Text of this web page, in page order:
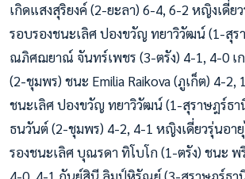
เกิดแสงสุริยงค์ (2-ยะลา) 6-4, 6-2 หญิงเดี่ย
รอบรองชนะเลิศ ปองขวัญ ทยาวิวัฒน์ (1-สุร
ณภิศฌยาณ์ จันทร์เพชร (3-ตรัง) 4-1, 4-0 เ
(2-ชุมพร) ชนะ Emilia Raikova (ภูเก็ต) 4-2,
ชนะเลิศ ปองขวัญ ทยาวิวัฒน์ (1-สุราษฎร์ธา
ธนวันต์ (2-ชุมพร) 4-2, 4-1 หญิงเดี่ยวรุ่นอา
รองชนะเลิศ บุณรดา ทิโบโก (1-ตรัง) ชนะ